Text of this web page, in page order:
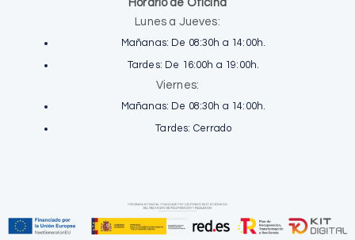
Horario de Oficina
Lunes a Jueves:
Mañanas: De 08:30h a 14:00h.
Tardes: De 16:00h a 19:00h.
Viernes:
Mañanas: De 08:30h a 14:00h.
Tardes: Cerrado